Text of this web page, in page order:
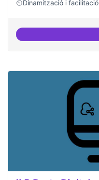
Dinamització i facilitació